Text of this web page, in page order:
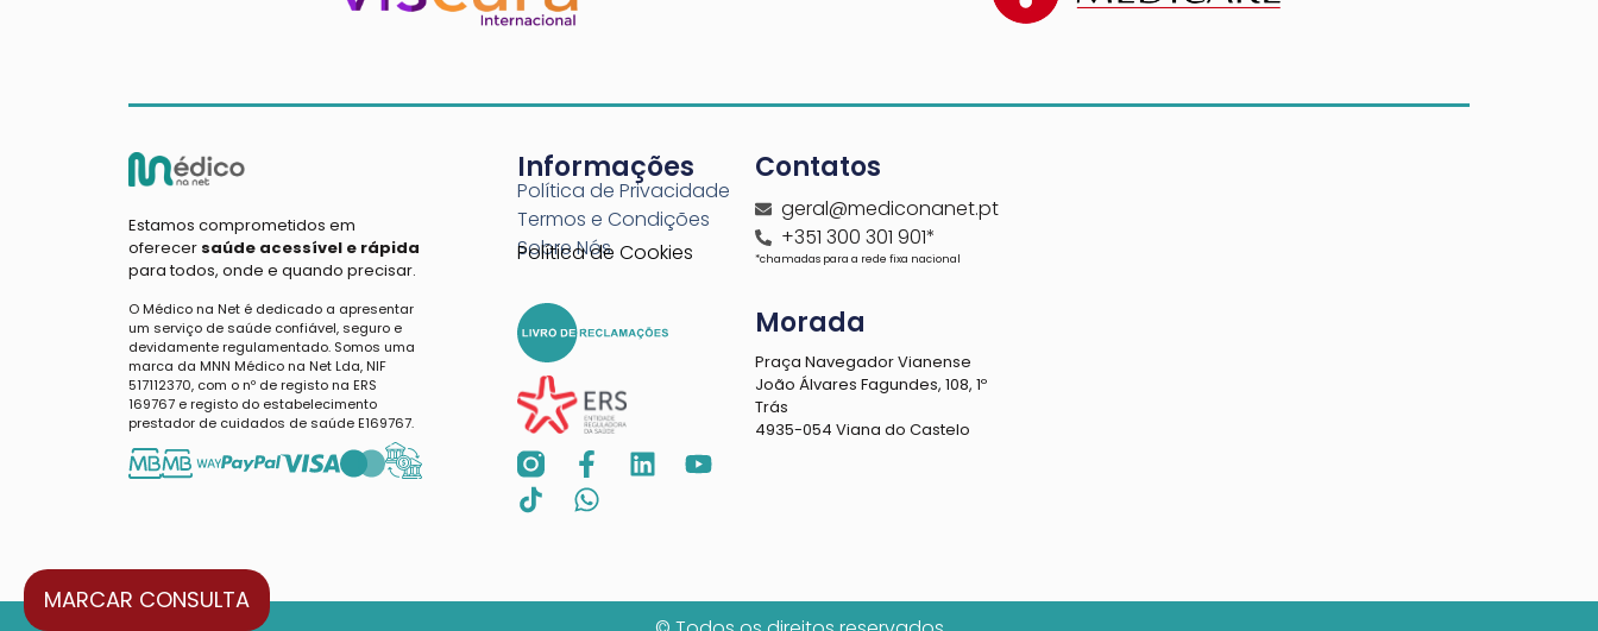
Estamos comprometidos em
oferecer saúde acessível e rápida
para todos, onde e quando precisar.
O Médico na Net é dedicado a apresentar
um serviço de saúde confiável, seguro e
devidamente regulamentado. Somos uma
marca da MNN Médico na Net Lda, NIF
517112370, com o nº de registo na ERS
169767 e registo do estabelecimento
prestador de cuidados de saúde E169767.
Informações
Política de Privacidade
Termos e Condições
Sobre Nós
Política de Cookies
Contatos
geral@mediconanet.pt
+351 300 301 901*
*chamadas para a rede fixa nacional
Morada
Praça Navegador Vianense
João Álvares Fagundes, 108, 1º
Trás
4935-054 Viana do Castelo
MARCAR CONSULTA